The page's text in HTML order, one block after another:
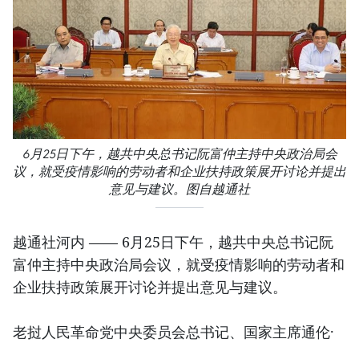
6月25日下午，越共中央总书记阮富仲主持中央政治局会
议，就受疫情影响的劳动者和企业扶持政策展开讨论并提出
意见与建议。图自越通社
越通社河内 —— 6月25日下午，越共中央总书记阮
富仲主持中央政治局会议，就受疫情影响的劳动者和
企业扶持政策展开讨论并提出意见与建议。
老挝人民革命党中央委员会总书记、国家主席通伦·